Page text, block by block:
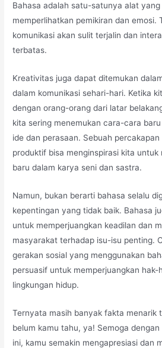
Bahasa adalah satu-satunya alat
memperlihatkan pemikiran dan emosi.
komunikasi akan sulit terjalin dan
terbatas.
Kreativitas juga dapat ditemukan
dalam komunikasi sehari-hari. Ketika
dengan orang-orang dari latar
kita sering menemukan cara-cara
ide dan perasaan. Sebuah
produktif bisa menginspirasi kita untuk
baru dalam karya seni dan sastra.
Namun, bukan berarti bahasa selalu
kepentingan yang tidak baik. Bahasa
untuk memperjuangkan keadilan dan
masyarakat terhadap isu-isu penting.
gerakan sosial yang menggunakan
persuasif untuk memperjuangkan
lingkungan hidup.
Ternyata masih banyak fakta menarik
belum kamu tahu, ya! Semoga
ini, kamu semakin mengapresiasi dan